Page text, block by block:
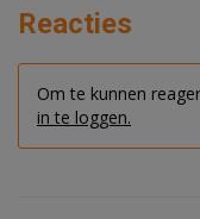
Reacties
Om te kunnen
in te loggen.